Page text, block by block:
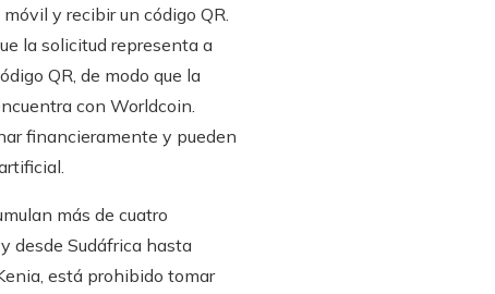
y recibir un código QR.
la solicitud representa a
QR, de modo que la
con Worldcoin.
financieramente y pueden
más de cuatro
desde Sudáfrica hasta
está prohibido tomar